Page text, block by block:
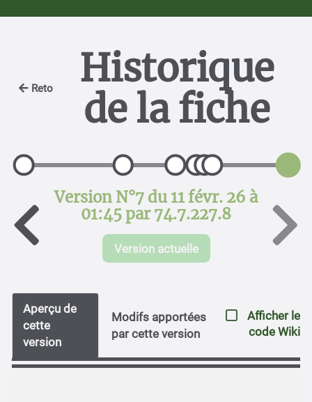
Retour
Historique
de la fiche
Version N°7 du 11 févr. 26 à
01:45 par 74.7.227.8
Version actuelle
Aperçu de
cette
version
Modifs apportées
par cette version
Afficher le
code Wiki